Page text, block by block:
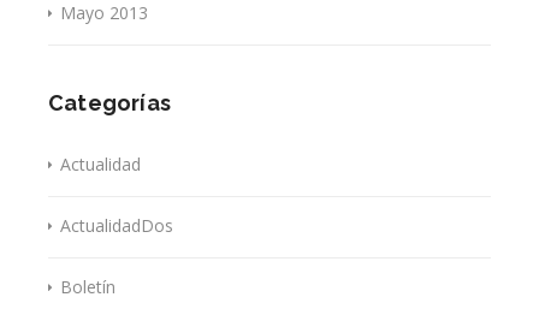
Mayo 2013
Categorías
Actualidad
ActualidadDos
Boletín